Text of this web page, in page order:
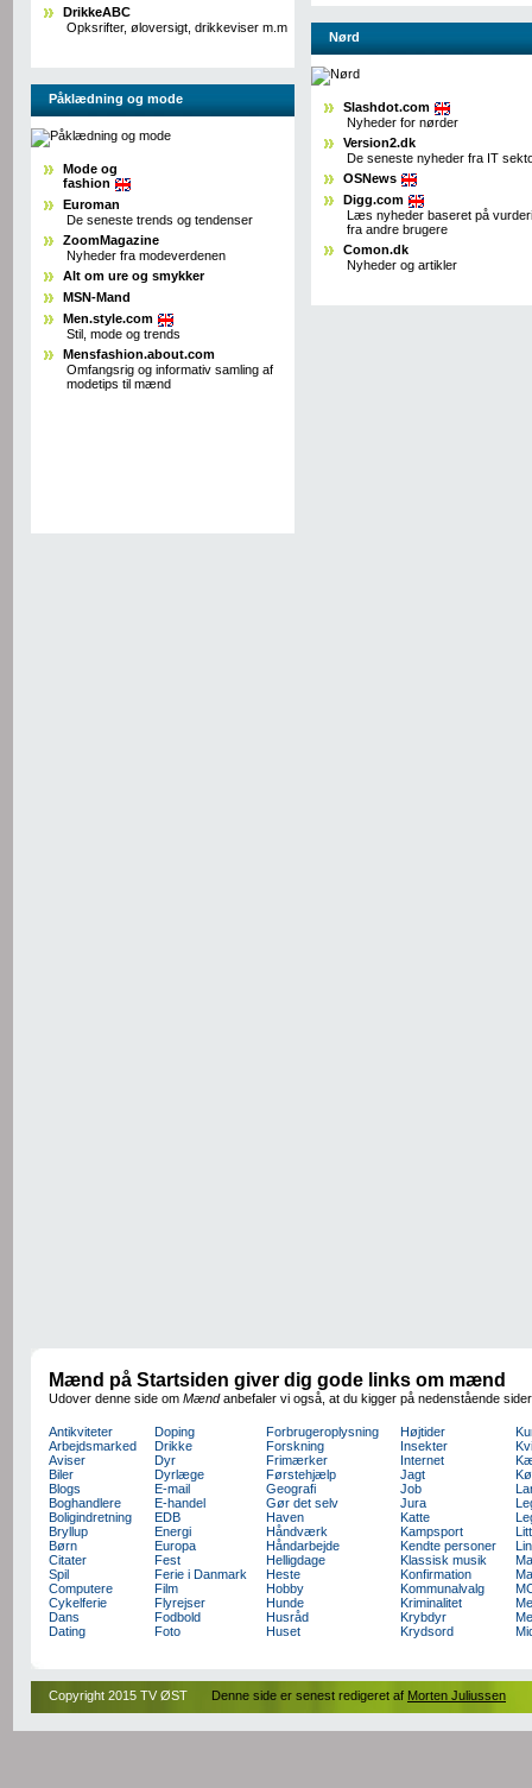
DrikkeABC
Opksrifter, øloversigt, drikkeviser m.m
Påklædning og mode
Mode og
fashion
Euroman
De seneste trends og tendenser
ZoomMagazine
Nyheder fra modeverdenen
Alt om ure og smykker
MSN-Mand
Men.style.com
Stil, mode og trends
Mensfashion.about.com
Omfangsrig og informativ samling af
modetips til mænd
Nørd
Slashdot.com
Nyheder for nørder
Version2.dk
De seneste nyheder fra IT
OSNews
Digg.com
Læs nyheder baseret på
fra andre brugere
Comon.dk
Nyheder og artikler
Mænd på Startsiden giver dig gode links om mænd
Udover denne side om Mændanbefaler vi også, at du kigger på nedenstående
Antikviteter
Arbejdsmarked
Aviser
Biler
Blogs
Boghandlere
Boligindretning
Bryllup
Børn
Citater
Spil
Computere
Cykelferie
Dans
Dating
Doping
Drikke
Dyr
Dyrlæge
E-mail
E-handel
EDB
Energi
Europa
Fest
Ferie i Danmark
Film
Flyrejser
Fodbold
Foto
Forbrugeroplysning
Forskning
Frimærker
Førstehjælp
Geografi
Gør det selv
Haven
Håndværk
Håndarbejde
Helligdage
Heste
Hobby
Hunde
Husråd
Huset
Højtider
Insekter
Internet
Jagt
Job
Jura
Katte
Kampsport
Kendte personer
Klassisk musik
Konfirmation
Kommunalvalg
Kriminalitet
Krybdyr
Krydsord
Copyright 2015 TV ØST Denne side er senest redigeret af Morten Juliussen